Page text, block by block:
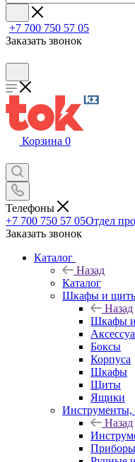
+7 700 750 57 05
Заказать звонок
Корзина 0
Телефоны
+7 700 750 57 05Отдел
Заказать звонок
Каталог
Назад
Каталог
Шкафы и
Назад
Шкафы
Боксы
Корпуса
Шкафы
Щиты
Ящики
Инструменты,
Назад
Приборы